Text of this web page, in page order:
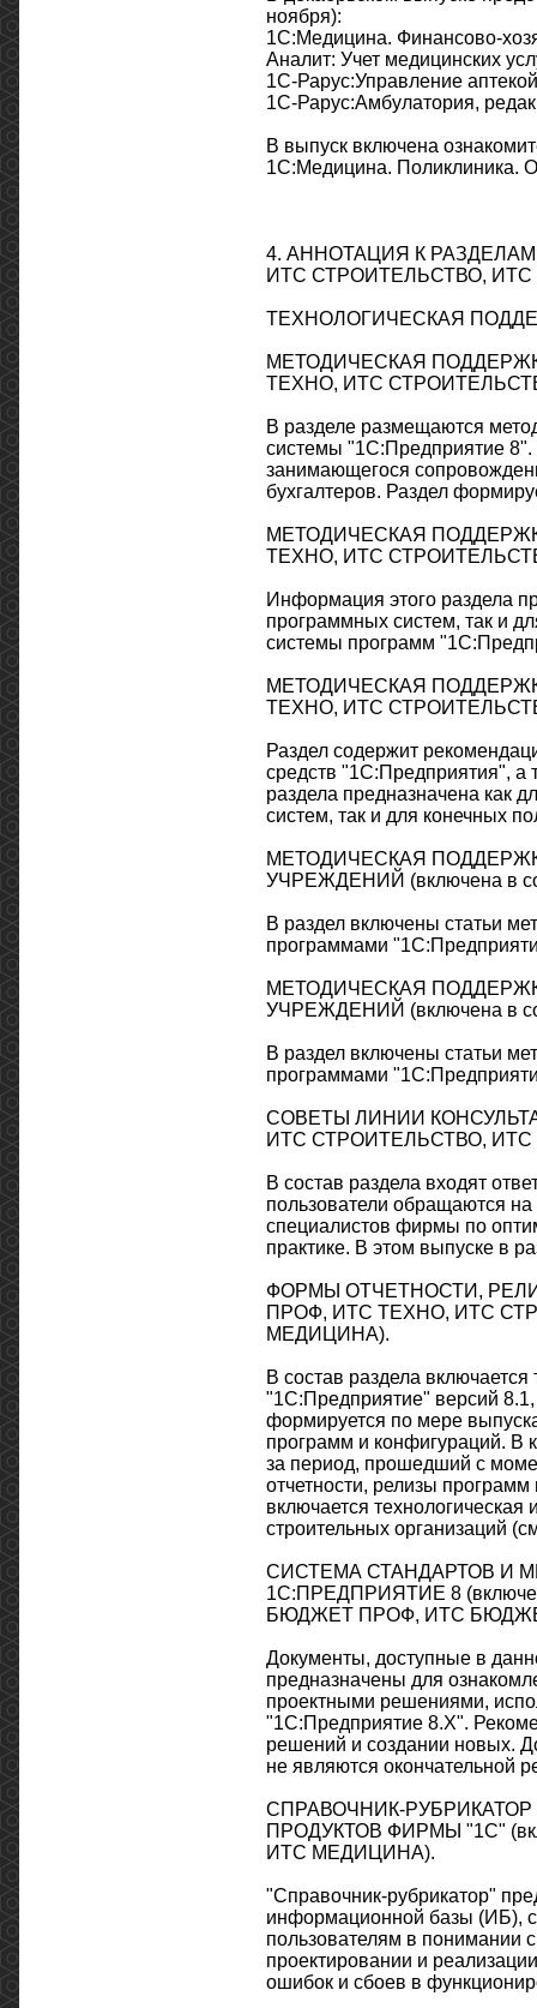
ноября):
1С:Медицина. Финансово-
Аналит: Учет медицинских
1С-Рарус:Управление
1С-Рарус:Амбулатория,
В выпуск включена
1С:Медицина. Поликлиника.
4. АННОТАЦИЯ К
ИТС СТРОИТЕЛЬСТВО,
ТЕХНОЛОГИЧЕСКАЯ
МЕТОДИЧЕСКАЯ
ТЕХНО, ИТС
В разделе размещаются
системы "1С:Предприятие 8".
занимающегося
бухгалтеров. Раздел
МЕТОДИЧЕСКАЯ
ТЕХНО, ИТС
Информация этого раздела
программных систем, так и
системы программ
МЕТОДИЧЕСКАЯ
ТЕХНО, ИТС
Раздел содержит
средств "1С:Предприятия", а
раздела предназначена как
систем, так и для конечных
МЕТОДИЧЕСКАЯ
УЧРЕЖДЕНИЙ (включена в
В раздел включены статьи
программами
МЕТОДИЧЕСКАЯ
УЧРЕЖДЕНИЙ (включена в
В раздел включены статьи
программами
СОВЕТЫ ЛИНИИ
ИТС СТРОИТЕЛЬСТВО,
В состав раздела входят
пользователи обращаются
специалистов фирмы по
практике. В этом выпуске в
ФОРМЫ ОТЧЕТНОСТИ,
ПРОФ, ИТС ТЕХНО, ИТС
МЕДИЦИНА).
В состав раздела
"1С:Предприятие" версий
формируется по мере
программ и конфигураций. В
за период, прошедший с
отчетности, релизы
включается
строительных организаций
СИСТЕМА СТАНДАРТОВ И
1С:ПРЕДПРИЯТИЕ 8
БЮДЖЕТ ПРОФ, ИТС
Документы, доступные в
предназначены для
проектными решениями,
"1С:Предприятие 8.Х".
решений и создании новых.
не являются окончательной
СПРАВОЧНИК-
ПРОДУКТОВ ФИРМЫ "1С"
ИТС МЕДИЦИНА).
"Справочник-рубрикатор"
информационной базы (ИБ),
пользователям в понимании
проектировании и
ошибок и сбоев в